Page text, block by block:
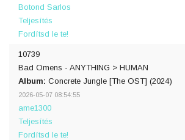
Botond Sarlos
Teljesítés
Fordítsd le te!
10739
Bad Omens - ANYTHING > HUMAN
Album: Concrete Jungle [The OST] (2024)
2026-05-07 08:54:55
ame1300
Teljesítés
Fordítsd le te!